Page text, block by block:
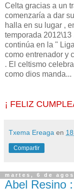
Celta gracias a un
comenzaría a dar
halla en su lugar ,
temporada
continúa en la "
como entrenador y
. El celtismo
como dios manda...
¡ FELIZ
Txema Ereaga en
Compartir
martes, 6 de
Abel Resino